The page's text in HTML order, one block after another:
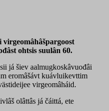
ohtsis suulân 60.
já šiev aalmugkoskâvuođâi
eromâšávt kuávluikevttim
virgeomâháid.
olâttâs já čáittá, ete